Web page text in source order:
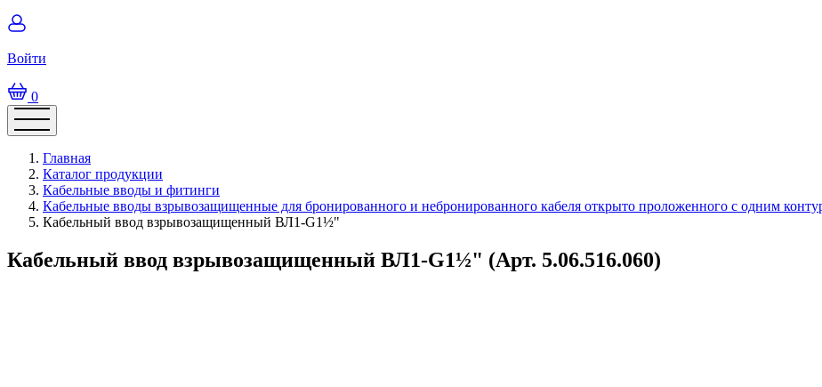
Войти
0
Главная
Каталог продукции
Кабельные вводы и фитинги
Кабельные вводы взрывозащищенные для бронированного и небронированного кабеля открыто проложенного с одним
Кабельный ввод взрывозащищенный ВЛ1-G1½"
Кабельный ввод взрывозащищенный ВЛ1-G1½" (Арт. 5.06.516.060)